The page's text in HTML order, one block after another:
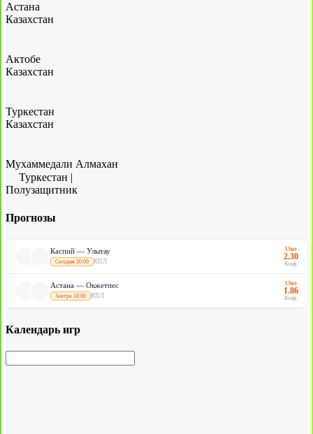
Астана
Казахстан
Актобе
Казахстан
Туркестан
Казахстан
Мухаммедали Алмахан
Туркестан |
Полузащитник
Прогнозы
Каспий — Улытау
Сегодня 20:00 КПЛ
Ubet
2.30
Коэф.
Астана — Окжетпес
Завтра 18:00 КПЛ
Ubet
1.86
Коэф.
Календарь игр